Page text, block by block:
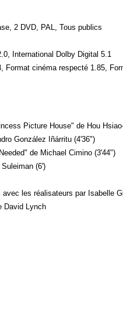
2 DVD, PAL, Tous publics
International Dolby Digital 5.1
Format cinéma respecté 1.85,
Picture House" de Hou
González Iñárritu (4'36")
de Michael Cimino (3'44")
(6')
les réalisateurs par Isabelle
David Lynch